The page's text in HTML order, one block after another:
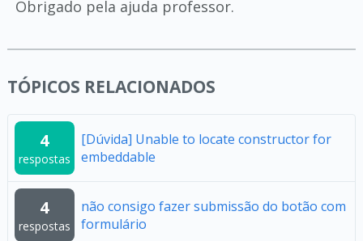
Obrigado pela ajuda professor.
TÓPICOS RELACIONADOS
4
respostas
[Dúvida] Unable to locate constructor for
embeddable
4
respostas
não consigo fazer submissão do botão com
formulário